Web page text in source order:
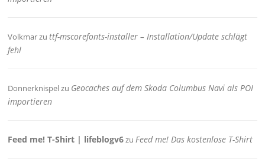
Volkmarzuttf-mscorefonts-installer – Installation/Update schlägt
fehl
Donnerknispelzu Geocaches auf dem Skoda Columbus Navi als POI
importieren
Feed me! T-Shirt | lifeblogv6zuFeed me! Das kostenlose T-Shirt